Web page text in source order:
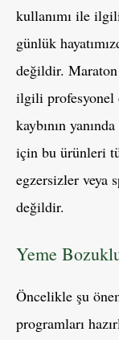
kullanımı ile
günlük
değildir. Maraton
ilgili profesyonel
kaybının
için bu ürünleri
egzersizler veya
değildir.
Yeme
Öncelikle şu
programları